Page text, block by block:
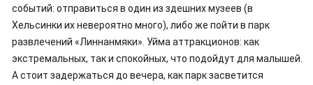
событий: отправиться в один из здешних музеев (в
Хельсинки их невероятно много), либо же пойти в парк
развлечений «Линнанмяки». Уйма аттракционов: как
экстремальных, так и спокойных, что подойдут для малышей.
А стоит задержаться до вечера, как парк засветится